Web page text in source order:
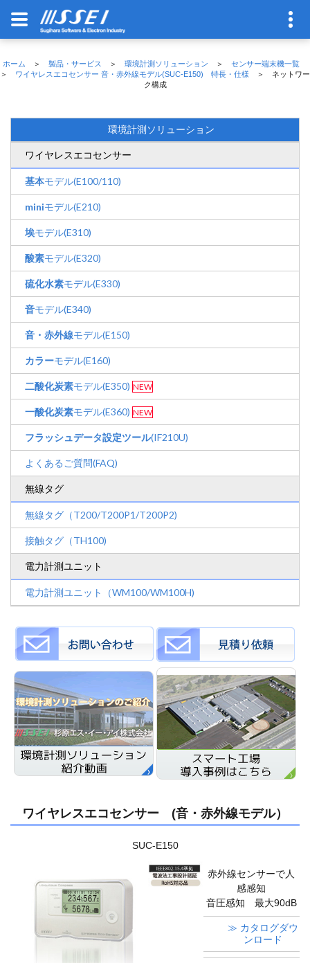
ホーム ＞ 製品・サービス ＞ 環境計測ソリューション ＞ センサー端末機一覧
＞ ワイヤレスエコセンサー 音・赤外線モデル(SUC-E150) 特長・仕様 ＞ ネットワー
ク構成
環境計測ソリューション
ワイヤレスエコセンサー
基本モデル(E100/110)
miniモデル(E210)
埃モデル(E310)
酸素モデル(E320)
硫化水素モデル(E330)
音モデル(E340)
音・赤外線モデル(E150)
カラーモデル(E160)
二酸化炭素モデル(E350) NEW
一酸化炭素モデル(E360) NEW
フラッシュデータ設定ツール(IF210U)
よくあるご質問(FAQ)
無線タグ
無線タグ（T200/T200P1/T200P2)
接触タグ（TH100)
電力計測ユニット
電力計測ユニット（WM100/WM100H)
ワイヤレスエコセンサー (音・赤外線モデル）
SUC-E150
赤外線センサーで人
感感知
音圧感知 最大90dB
≫ カタログダウ
ンロード